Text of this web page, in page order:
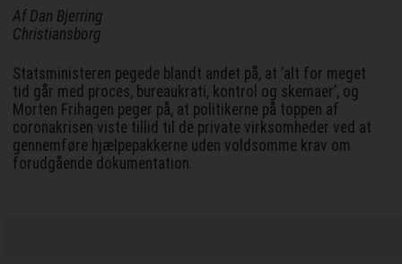
Af Dan Bjerring
Christiansborg
Statsministeren pegede blandt andet på, at ’alt for meget
tid går med proces, bureaukrati, kontrol og skemaer’, og
Morten Frihagen peger på, at politikerne på toppen af
coronakrisen viste tillid til de private virksomheder ved at
gennemføre hjælpepakkerne uden voldsomme krav om
forudgående dokumentation.